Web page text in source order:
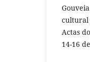
cultural
Actas
14-16